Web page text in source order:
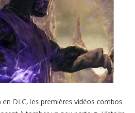
en DLC, les premières vidéos combos